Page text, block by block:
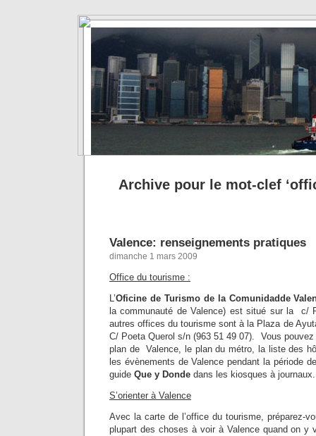
Archive pour le mot-clef
Valence: renseignements pratiques
dimanche 1 mars 2009
Office du tourisme :
L’Oficine de Turismo de la Comunidadde
la communauté de Valence) est situé sur la c/
autres offices du tourisme sont à la Plaza de
C/ Poeta Querol s/n (963 51 49 07). Vous
plan de Valence, le plan du métro, la liste des
les évènements de Valence pendant la période
guide Que y Donde dans les kiosques à journaux.
S’orienter à Valence
Avec la carte de l’office du tourisme, préparez-
plupart des choses à voir à Valence quand on y